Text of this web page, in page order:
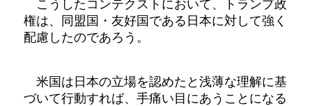
こうしたコンテクストにおいて、トランプ政
権は、同盟国・友好国である日本に対して強く
配慮したのであろう。
米国は日本の立場を認めたと浅薄な理解に基
づいて行動すれば、手痛い目にあうことになる